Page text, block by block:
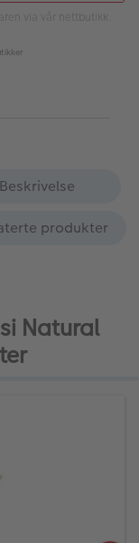
via vår nettbutikk.
Beskrivelse
produkter
Natural